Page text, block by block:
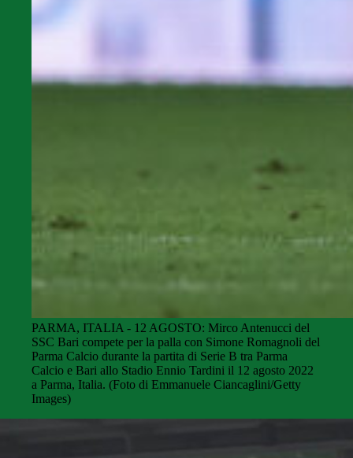
PARMA, ITALIA - 12 AGOSTO: Mirco Antenucci del
SSC Bari compete per la palla con Simone Romagnoli del
Parma Calcio durante la partita di Serie B tra Parma
Calcio e Bari allo Stadio Ennio Tardini il 12 agosto 2022
a Parma, Italia. (Foto di Emmanuele Ciancaglini/Getty
Images)